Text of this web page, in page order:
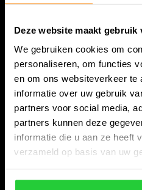
Deze website maakt gebruik
We gebruiken cookies om
personaliseren, om functies
en om ons websiteverkeer te
informatie over uw gebruik
partners voor social media,
partners kunnen deze
informatie die u aan ze heeft
verzameld op basis van uw
Bespanracket.nl is dé
8224 AA